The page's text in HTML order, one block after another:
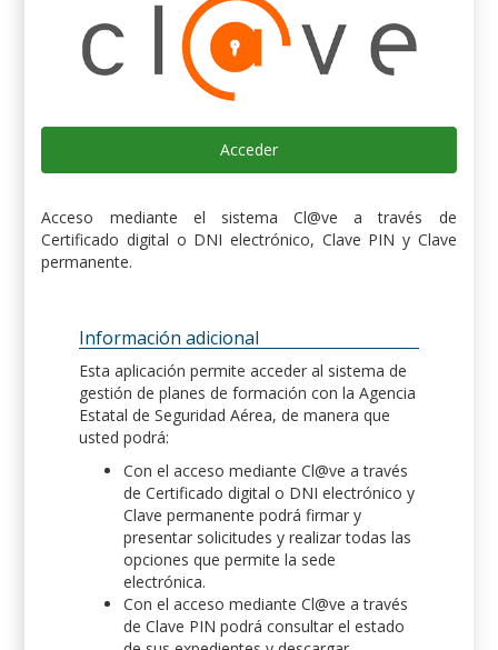
Acceder
Acceso mediante el sistema Cl@ve a través de
Certificado digital o DNI electrónico, Clave PIN y Clave
permanente.
Información adicional
Esta aplicación permite acceder al sistema de
gestión de planes de formación con la Agencia
Estatal de Seguridad Aérea, de manera que
usted podrá:
Con el acceso mediante Cl@ve a través
de Certificado digital o DNI electrónico y
Clave permanente podrá firmar y
presentar solicitudes y realizar todas las
opciones que permite la sede
electrónica.
Con el acceso mediante Cl@ve a través
de Clave PIN podrá consultar el estado